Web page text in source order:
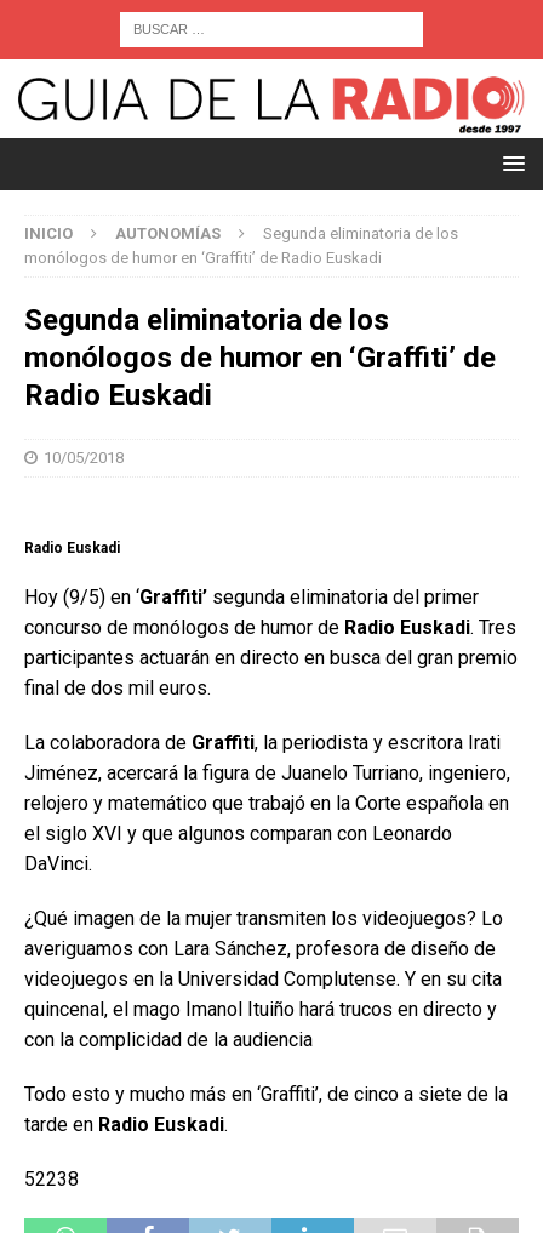
INICIO AUTONOMÍAS
Segunda eliminatoria de los
monólogos de humor en ‘Graffiti’ de Radio Euskadi
Segunda eliminatoria de los
monólogos de humor en ‘Graffiti’ de
Radio Euskadi
10/05/2018
Radio Euskadi
Hoy (9/5) en ‘Graffiti’ segunda eliminatoria del primer
concurso de monólogos de humor de Radio Euskadi. Tres
participantes actuarán en directo en busca del gran premio
final de dos mil euros.
La colaboradora de Graffiti, la periodista y escritora Irati
Jiménez, acercará la figura de Juanelo Turriano, ingeniero,
relojero y matemático que trabajó en la Corte española en
el siglo XVI y que algunos comparan con Leonardo
DaVinci.
¿Qué imagen de la mujer transmiten los videojuegos? Lo
averiguamos con Lara Sánchez, profesora de diseño de
videojuegos en la Universidad Complutense. Y en su cita
quincenal, el mago Imanol Ituiño hará trucos en directo y
con la complicidad de la audiencia
Todo esto y mucho más en ‘Graffiti’, de cinco a siete de la
tarde en Radio Euskadi.
52238